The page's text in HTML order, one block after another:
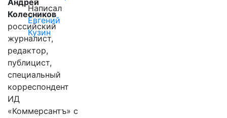
Написал
Евгений
Кузин
Андрей
Колесников
российский
журналист,
редактор,
публицист,
специальный
корреспондент
ИД
«Коммерсантъ» с